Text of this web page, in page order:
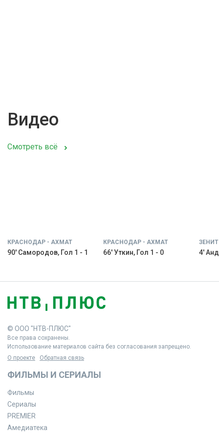
Видео
Смотреть всё
КРАСНОДАР - АХМАТ
90' Самородов, Гол 1 - 1
КРАСНОДАР - АХМАТ
66' Уткин, Гол 1 - 0 4'
© ООО "НТВ-ПЛЮС"
Все права сохранены.
Использование материалов сайта без согласования запрещено.
О проекте
Обратная связь
ФИЛЬМЫ И СЕРИАЛЫ
Фильмы
Сериалы
PREMIER
Амедиатека